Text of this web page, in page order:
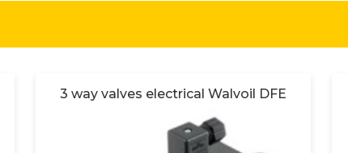
3 way valves electrical Walvoil DFE